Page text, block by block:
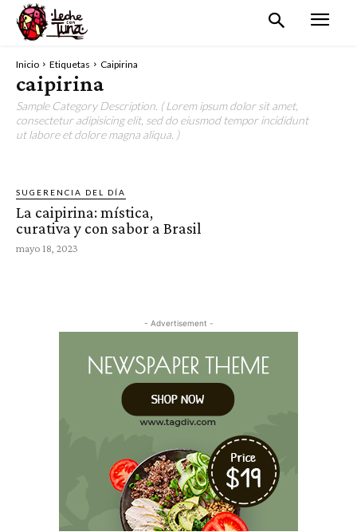
Inicio Etiquetas Caipirina
caipirina
Sample Category Description. ( Lorem ipsum dolor sit amet,
consectetur adipisicing elit, sed do eiusmod tempor incididunt
ut labore et dolore magna aliqua. )
SUGERENCIA DEL DÍA
La caipirina: mística,
curativa y con sabor a Brasil
mayo 18, 2023
- Advertisement -